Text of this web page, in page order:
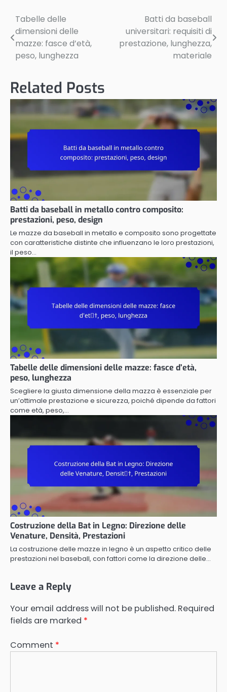
Post
navigation
Tabelle delle
dimensioni delle
mazze: fasce d’età,
peso, lunghezza
Batti da baseball
universitari: requisiti di
prestazione, lunghezza,
materiale
Related Posts
Batti da baseball in metallo contro composito:
prestazioni, peso, design
Le mazze da baseball in metallo e composito sono progettate
con caratteristiche distinte che influenzano le loro prestazioni,
il peso…
Tabelle delle dimensioni delle mazze: fasce d’età,
peso, lunghezza
Scegliere la giusta dimensione della mazza è essenziale per
un’ottimale prestazione e sicurezza, poiché dipende da fattori
come età, peso,…
Costruzione della Bat in Legno: Direzione delle
Venature, Densità, Prestazioni
La costruzione delle mazze in legno è un aspetto critico delle
prestazioni nel baseball, con fattori come la direzione delle…
Leave a Reply
Your email address will not be published. Required
fields are marked *
Comment *